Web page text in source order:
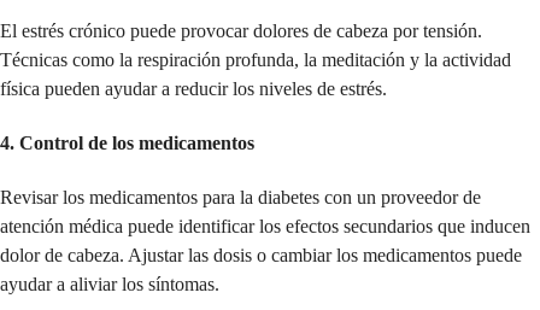
El estrés crónico puede provocar dolores de cabeza por tensión.
Técnicas como la respiración profunda, la meditación y la actividad
física pueden ayudar a reducir los niveles de estrés.
4. Control de los medicamentos
Revisar los medicamentos para la diabetes con un proveedor de
atención médica puede identificar los efectos secundarios que inducen
dolor de cabeza. Ajustar las dosis o cambiar los medicamentos puede
ayudar a aliviar los síntomas.